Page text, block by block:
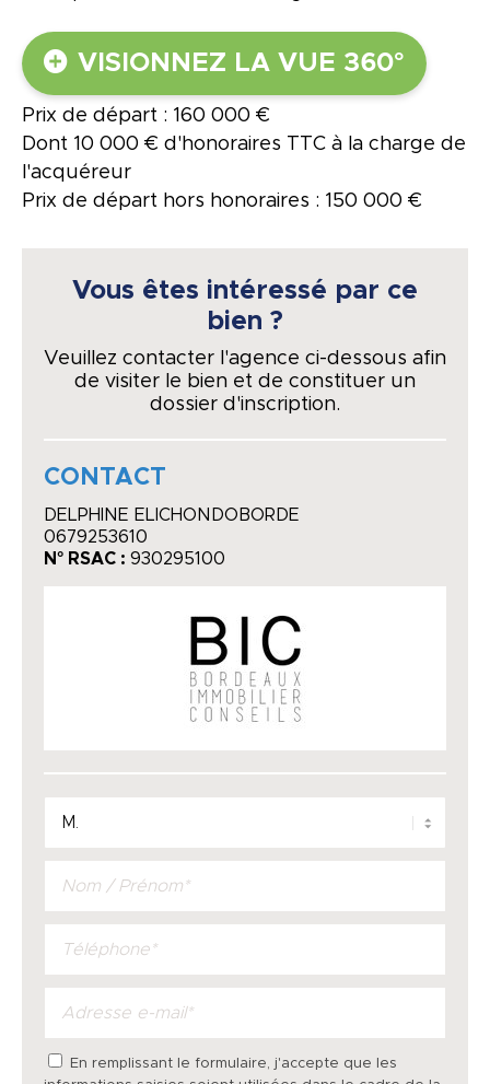
VISIONNEZ LA VUE 360°
Prix de départ : 160 000 €
Dont 10 000 € d'honoraires TTC à la charge de
l'acquéreur
Prix de départ hors honoraires : 150 000 €
Vous êtes intéressé par ce
bien ?
Veuillez contacter l'agence ci-dessous afin
de visiter le bien et de constituer un
dossier d'inscription.
CONTACT
DELPHINE ELICHONDOBORDE
0679253610
N° RSAC : 930295100
En remplissant le formulaire, j'accepte que les